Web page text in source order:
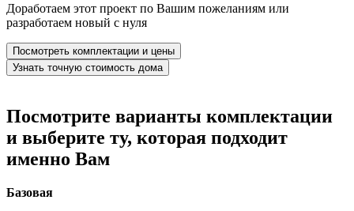
Доработаем этот проект по Вашим пожеланиям или
разработаем новый с нуля
Посмотреть комплектации и цены
Узнать точную стоимость дома
Посмотрите варианты комплектации
и выберите ту, которая подходит
именно Вам
Базовая